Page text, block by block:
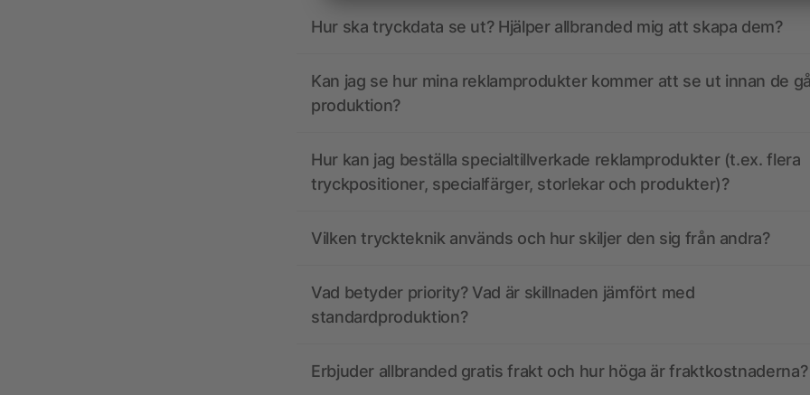
Hur ska tryckdata se ut? Hjälper allbranded mig att skapa dem?
Kan jag se hur mina reklamprodukter kommer att se ut innan de
produktion?
Hur kan jag beställa specialtillverkade reklamprodukter (t.ex. flera
tryckpositioner, specialfärger, storlekar och produkter)?
Vilken tryckteknik används och hur skiljer den sig från andra?
Vad betyder priority? Vad är skillnaden jämfört med
standardproduktion?
Erbjuder allbranded gratis frakt och hur höga är fraktkostnaderna?